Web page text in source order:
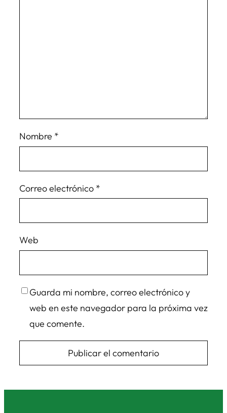
Nombre *
Correo electrónico *
Web
Guarda mi nombre, correo electrónico y
web en este navegador para la próxima vez
que comente.